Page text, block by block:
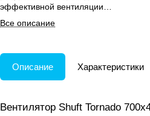
эффективной вентиляции
прямоугольных каналов.
Все описание
Описание Характеристики
Вентилятор Shuft Tornado